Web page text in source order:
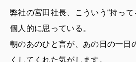
弊社の宮田社長、こういう“持って
個人的に思っている。
朝のあのひと言が、あの日の一日
くしてくれた気がします。